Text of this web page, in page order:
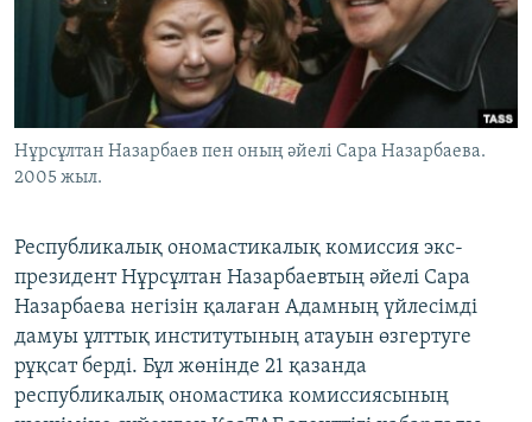
Басқа тілдерде
Нұрсұлтан Назарбаев пен оның әйелі Сара Назарбаева.
2005 жыл.
Республикалық ономастикалық комиссия экс-
президент Нұрсұлтан Назарбаевтың әйелі Сара
Назарбаева негізін қалаған Адамның үйлесімді
дамуы ұлттық институтының атауын өзгертуге
рұқсат берді. Бұл жөнінде 21 қазанда
республикалық ономастика комиссиясының